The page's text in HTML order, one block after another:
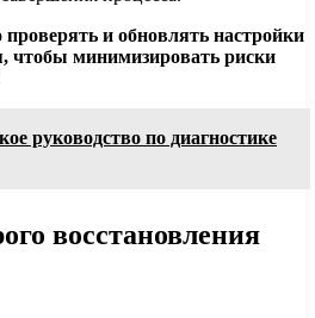
и обновлять настройки
чтобы минимизировать риски
руководство по диагностике
восстановления